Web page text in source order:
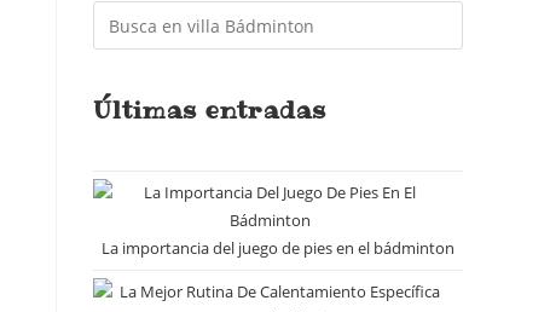
Últimas entradas
La importancia del juego de pies en el bádminton